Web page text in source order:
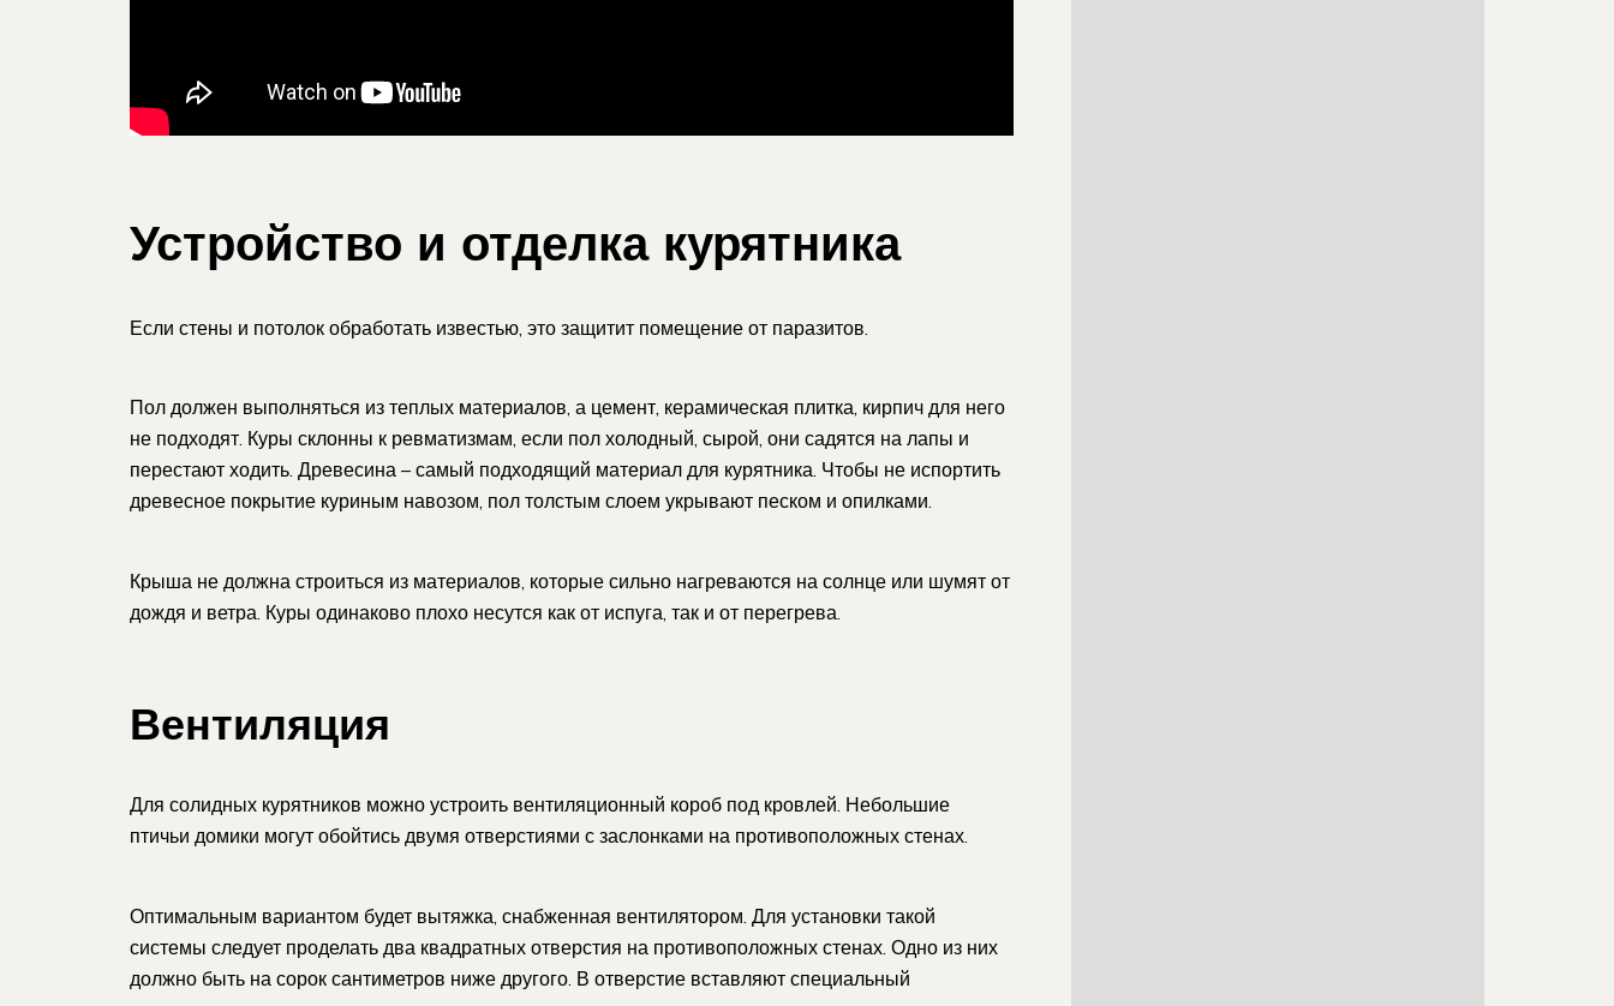
Устройство и отделка курятника
Если стены и потолок обработать известью, это защитит помещение от паразитов.
Пол должен выполняться из теплых материалов, а цемент, керамическая плитка, кирпич для него
не подходят. Куры склонны к ревматизмам, если пол холодный, сырой, они садятся на лапы и
перестают ходить. Древесина – самый подходящий материал для курятника. Чтобы не испортить
древесное покрытие куриным навозом, пол толстым слоем укрывают песком и опилками.
Крыша не должна строиться из материалов, которые сильно нагреваются на солнце или шумят от
дождя и ветра. Куры одинаково плохо несутся как от испуга, так и от перегрева.
Вентиляция
Для солидных курятников можно устроить вентиляционный короб под кровлей. Небольшие
птичьи домики могут обойтись двумя отверстиями с заслонками на противоположных стенах.
Оптимальным вариантом будет вытяжка, снабженная вентилятором. Для установки такой
системы следует проделать два квадратных отверстия на противоположных стенах. Одно из них
должно быть на сорок сантиметров ниже другого. В отверстие вставляют специальный